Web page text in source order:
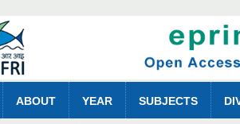
ABOUT YEAR SUBJECTS